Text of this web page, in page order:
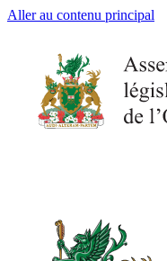
Aller au contenu principal